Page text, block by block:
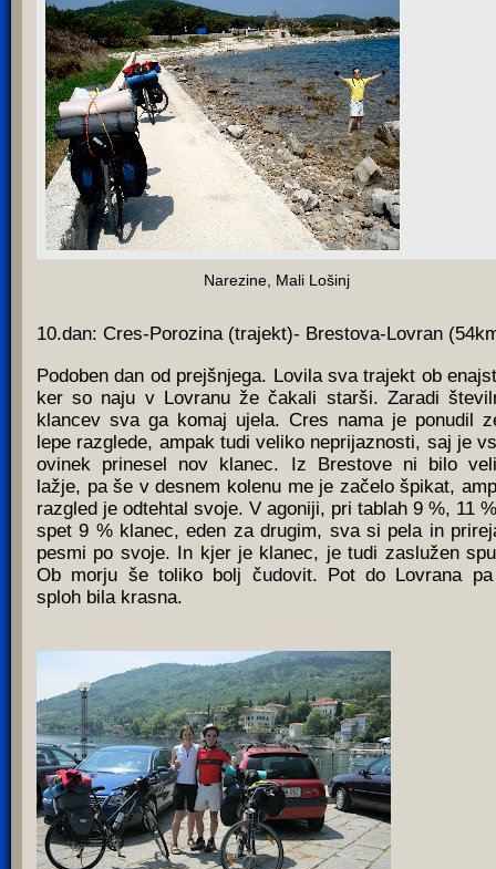
Narezine, Mali Lošinj
10.dan: Cres-Porozina (trajekt)- Brestova-Lovran
Podoben dan od prejšnjega. Lovila sva trajekt ob
ker so naju v Lovranu že čakali starši. Zaradi
klancev sva ga komaj ujela. Cres nama je ponudil
lepe razglede, ampak tudi veliko neprijaznosti, saj je
ovinek prinesel nov klanec. Iz Brestove ni bilo
lažje, pa še v desnem kolenu me je začelo špikat,
razgled je odtehtal svoje. V agoniji, pri tablah 9 %, 11
spet 9 % klanec, eden za drugim, sva si pela in
pesmi po svoje. In kjer je klanec, je tudi zaslužen
Ob morju še toliko bolj čudovit. Pot do Lovrana
sploh bila krasna.